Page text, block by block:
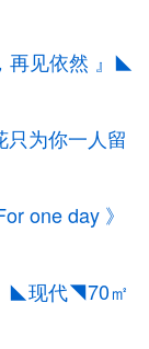
再见依然 』◣
只为你一人留
one day 》
◣现代◥70㎡